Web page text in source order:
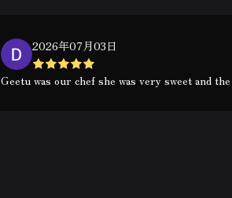
2026年07月03日
Geetu was our chef she was very sweet and